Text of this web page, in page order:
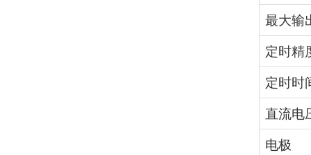
最大输
定时精
定时时
直流电
电极